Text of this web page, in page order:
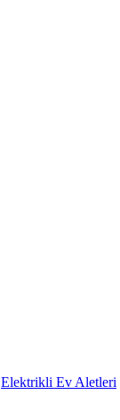
Elektrikli Ev Aletleri